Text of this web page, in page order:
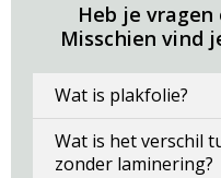
Heb je
Misschien vind
Wat is plakfolie?
Wat is het verschil
zonder laminering?